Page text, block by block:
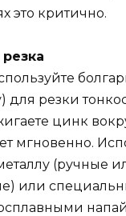
это критично.
резки
цинк
мгновенно.
(ручные
или